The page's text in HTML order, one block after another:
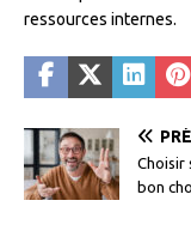
ressources internes.
Choisir
bon